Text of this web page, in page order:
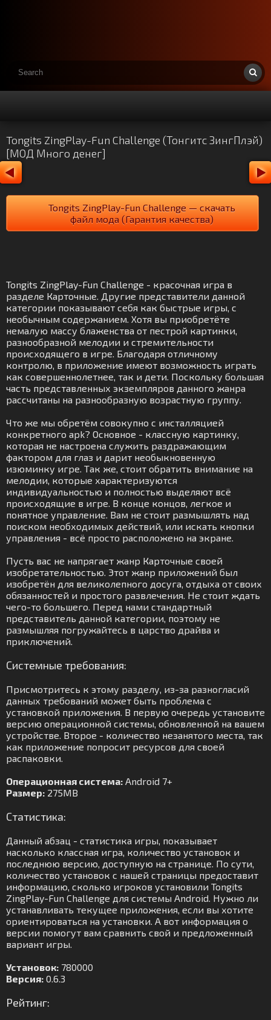
Tongits ZingPlay-Fun Challenge (Тонгитс ЗингПлэй)
[МОД Много денег]
Tongits ZingPlay-Fun Challenge — скачать
файл мода (Гарантия качества)
Tongits ZingPlay-Fun Challenge - красочная игра в
разделе Карточные. Другие представители данной
категории показывают себя как быстрые игры, с
необычным содержанием. Хотя вы приобретёте
немалую массу блаженства от пестрой картинки,
разнообразной мелодии и стремительности
происходящего в игре. Благодаря отличному
контролю, в приложение имеют возможность играть
как совершеннолетнее, так и дети. Поскольку большая
часть представленных экземпляров данного жанра
рассчитаны на разнообразную возрастную группу.
Что же мы обретём совокупно с инсталляцией
конкретного apk? Основное - классную картинку,
которая не настроена служить раздражающим
фактором для глаз и дарит необыкновенную
изюминку игре. Так же, стоит обратить внимание на
мелодии, которые характеризуются
индивидуальностью и полностью выделяют всё
происходящие в игре. В конце концов, легкое и
понятное управление. Вам не стоит размышлять над
поиском необходимых действий, или искать кнопки
управления - всё просто расположено на экране.
Пусть вас не напрягает жанр Карточные своей
изобретательностью. Этот жанр приложений был
изобретён для великолепного досуга, отдыха от своих
обязанностей и простого развлечения. Не стоит ждать
чего-то большего. Перед нами стандартный
представитель данной категории, поэтому не
размышляя погружайтесь в царство драйва и
приключений.
Системные требования:
Присмотритесь к этому разделу, из-за разногласий
данных требований может быть проблема с
установкой приложения. В первую очередь установите
версию операционной системы, обновленной на вашем
устройстве. Второе - количество незанятого места, так
как приложение попросит ресурсов для своей
распаковки.
Операционная система: Android 7+
Размер: 275MB
Статистика:
Данный абзац - статистика игры, показывает
насколько классная игра, количество установок и
последнюю версию, доступную на странице. По сути,
количество установок с нашей страницы предоставит
информацию, сколько игроков установили Tongits
ZingPlay-Fun Challenge для системы Android. Нужно ли
устанавливать текущее приложения, если вы хотите
ориентироваться на установки. А вот информация о
версии помогут вам сравнить свой и предложенный
вариант игры.
Установок: 780000
Версия: 0.6.3
Рейтинг: